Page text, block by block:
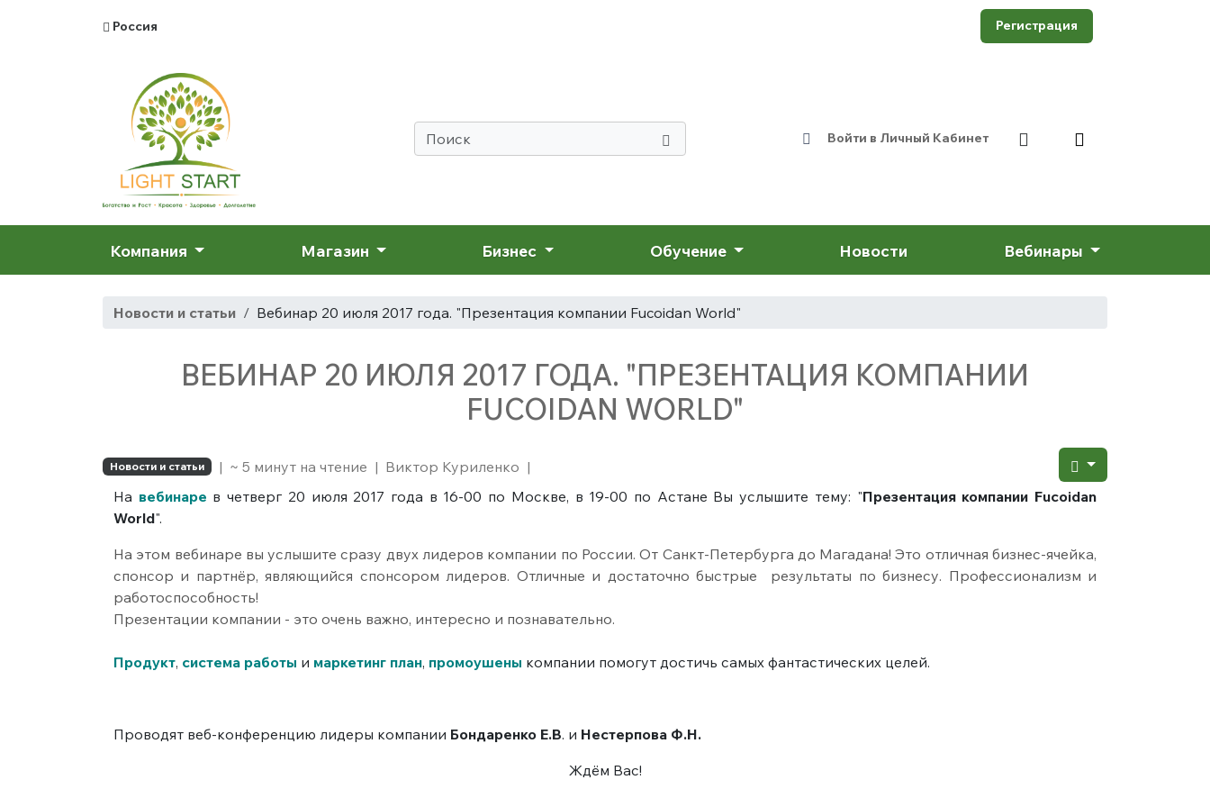
Россия Регистрация
Войти в Личный Кабинет
Компания Магазин Бизнес Обучение Новости Вебинары
Новости и статьи Вебинар 20 июля 2017 года. "Презентация компании Fucoidan World"
ВЕБИНАР 20 ИЮЛЯ 2017 ГОДА. "ПРЕЗЕНТАЦИЯ КОМПАНИИ
FUCOIDAN WORLD"
Новости и статьи | ~ 5 минут на чтение | Виктор Куриленко |
На вебинаре в четверг 20 июля 2017 года в 16-00 по Москве, в 19-00 по Астане Вы услышите тему: "Презентация компании Fucoidan
World".
На этом вебинаре вы услышите сразу двух лидеров компании по России. От Санкт-Петербурга до Магадана! Это отличная бизнес-ячейка,
спонсор и партнёр, являющийся спонсором лидеров. Отличные и достаточно быстрые результаты по бизнесу. Профессионализм и
работоспособность!
Презентации компании - это очень важно, интересно и познавательно.
Продукт, система работы и маркетинг план, промоушены компании помогут достичь самых фантастических целей.
Проводят веб-конференцию лидеры компании Бондаренко Е.В. и Нестерпова Ф.Н.
Ждём Вас!